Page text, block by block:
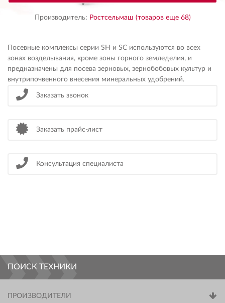
Производитель: Ростсельмаш (товаров еще 68)
Посевные комплексы серии SH и SC используются во всех
зонах возделывания, кроме зоны горного земледелия, и
предназначены для посева зерновых, зернобобовых культур и
внутрипочвенного внесения минеральных удобрений.
Заказать звонок
Заказать прайс-лист
Консультация специалиста
ПОИСК ТЕХНИКИ
ПРОИЗВОДИТЕЛИ